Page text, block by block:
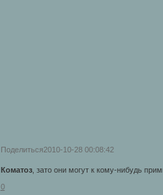
Поделиться2010-10-28 00:08:42
Коматоз, зато они могут к кому-нибудь
0